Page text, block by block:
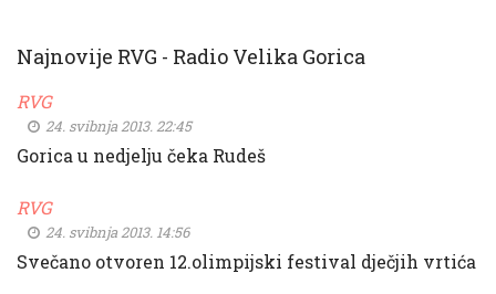
Najnovije RVG - Radio Velika Gorica
RVG
24. svibnja 2013. 22:45
Gorica u nedjelju čeka Rudeš
RVG
24. svibnja 2013. 14:56
Svečano otvoren 12.olimpijski festival dječjih vrtića